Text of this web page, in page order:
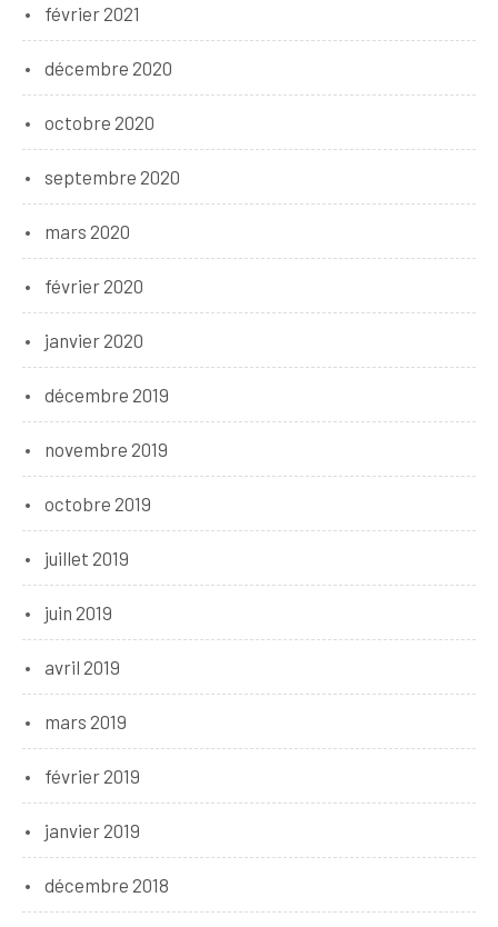
février 2021
décembre 2020
octobre 2020
septembre 2020
mars 2020
février 2020
janvier 2020
décembre 2019
novembre 2019
octobre 2019
juillet 2019
juin 2019
avril 2019
mars 2019
février 2019
janvier 2019
décembre 2018